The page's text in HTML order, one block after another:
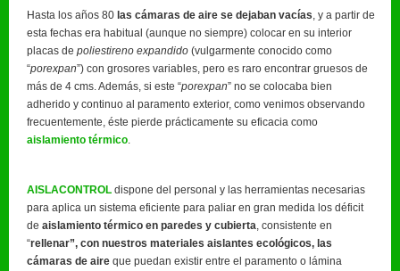
Hasta los años 80 las cámaras de aire se dejaban vacías , y a partir de
esta fechas era habitual (aunque no siempre) colocar en su interior
placas de poliestireno expandido (vulgarmente conocido como
“porexpan”) con grosores variables, pero es raro encontrar gruesos de
más de 4 cms. Además, si este “porexpan” no se colocaba bien
adherido y continuo al paramento exterior, como venimos observando
frecuentemente, éste pierde prácticamente su eficacia como
aislamiento térmico
AISLACONTROL dispone del personal y las herramientas necesarias
para aplica un sistema eficiente para paliar en gran medida los déficit
de aislamiento térmico en paredes y cubierta , consistente en
“rellenar”, con nuestros materiales aislantes ecológicos, las
cámaras de aire que puedan existir entre el paramento o lámina